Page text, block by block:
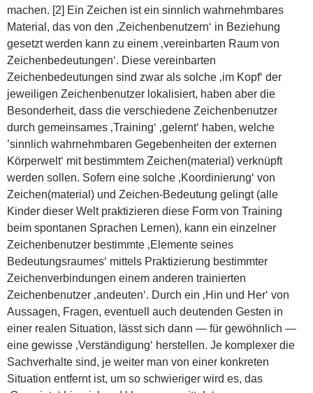
machen. [2] Ein Zeichen ist ein sinnlich wahrnehmbares
Material, das von den ‚Zeichenbenutzern‘ in Beziehung
gesetzt werden kann zu einem ‚vereinbarten Raum von
Zeichenbedeutungen‘. Diese vereinbarten
Zeichenbedeutungen sind zwar als solche ‚im Kopf‘ der
jeweiligen Zeichenbenutzer lokalisiert, haben aber die
Besonderheit, dass die verschiedene Zeichenbenutzer
durch gemeinsames ‚Training‘ ‚gelernt‘ haben, welche
’sinnlich wahrnehmbaren Gegebenheiten der externen
Körperwelt‘ mit bestimmtem Zeichen(material) verknüpft
werden sollen. Sofern eine solche ‚Koordinierung‘ von
Zeichen(material) und Zeichen-Bedeutung gelingt (alle
Kinder dieser Welt praktizieren diese Form von Training
beim spontanen Sprachen Lernen), kann ein einzelner
Zeichenbenutzer bestimmte ‚Elemente seines
Bedeutungsraumes‘ mittels Praktizierung bestimmter
Zeichenverbindungen einem anderen trainierten
Zeichenbenutzer ‚andeuten‘. Durch ein ‚Hin und Her‘ von
Aussagen, Fragen, eventuell auch deutenden Gesten in
einer realen Situation, lässt sich dann — für gewöhnlich —
eine gewisse ‚Verständigung‘ herstellen. Je komplexer die
Sachverhalte sind, je weiter man von einer konkreten
Situation entfernt ist, um so schwieriger wird es, das